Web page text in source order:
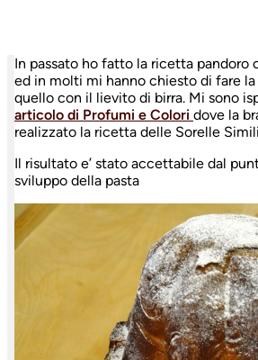
In passato ho fatto la ricetta pandoro
ed in molti mi hanno chiesto di fare
quello con il lievito di birra. Mi sono
articolo di Profumi e Colori dove la
realizzato la ricetta delle Sorelle
Il risultato e’ stato accettabile dal
sviluppo della pasta